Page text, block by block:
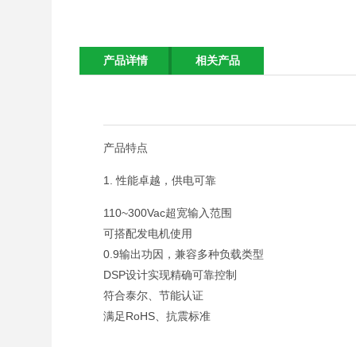
产品详情 相关产品
产品特点
1. 性能卓越，供电可靠
110~300Vac超宽输入范围
可搭配发电机使用
0.9输出功因，兼容多种负载类型
DSP设计实现精确可靠控制
符合泰尔、节能认证
满足RoHS、抗震标准